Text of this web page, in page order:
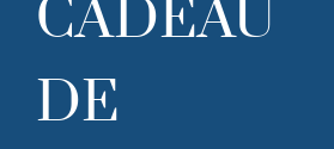
CADEAU
DE